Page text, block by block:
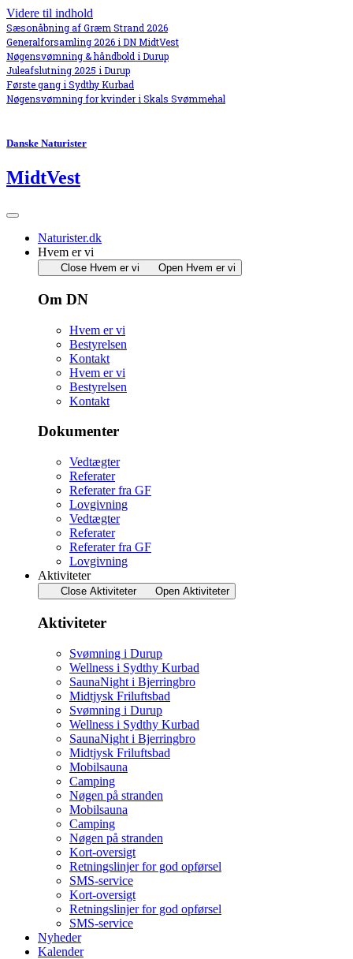
Videre til indhold
Sæsonåbning af Græm Strand 2026
Generalforsamling 2026 i DN MidtVest
Nøgensvømning & håndbold i Durup
Juleafslutning 2025 i Durup
Første gang i Sydthy Kurbad
Nøgensvømning for kvinder i Skals Svømmehal
Danske Naturister
MidtVest
Naturister.dk
Hvem er vi
Close Hvem er vi Open Hvem er vi
Om DN
Hvem er vi
Bestyrelsen
Kontakt
Hvem er vi
Bestyrelsen
Kontakt
Dokumenter
Vedtægter
Referater
Referater fra GF
Lovgivning
Vedtægter
Referater
Referater fra GF
Lovgivning
Aktiviteter
Close Aktiviteter Open Aktiviteter
Aktiviteter
Svømning i Durup
Wellness i Sydthy Kurbad
SaunaNight i Bjerringbro
Midtjysk Friluftsbad
Svømning i Durup
Wellness i Sydthy Kurbad
SaunaNight i Bjerringbro
Midtjysk Friluftsbad
Mobilsauna
Camping
Nøgen på stranden
Mobilsauna
Camping
Nøgen på stranden
Kort-oversigt
Retningslinjer for god opførsel
SMS-service
Kort-oversigt
Retningslinjer for god opførsel
SMS-service
Nyheder
Kalender